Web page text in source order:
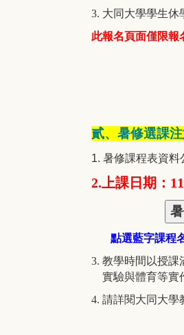
3. 大同大學學生
此報名頁面僅限
貳、暑修選課
1. 暑修課程表資
2.上課日期：
點選藍字課程
3. 教學時間以授課
實驗與體育等實
4. 請詳閱大同大學